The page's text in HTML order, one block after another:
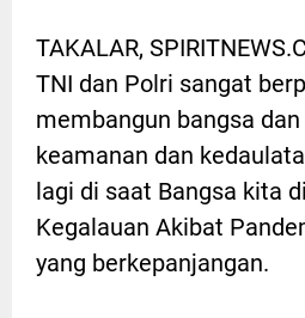
TAKALAR,
TNI dan Polri sangat
membangun bangsa
keamanan dan
lagi di saat Bangsa kita
Kegalauan Akibat
yang berkepanjangan.